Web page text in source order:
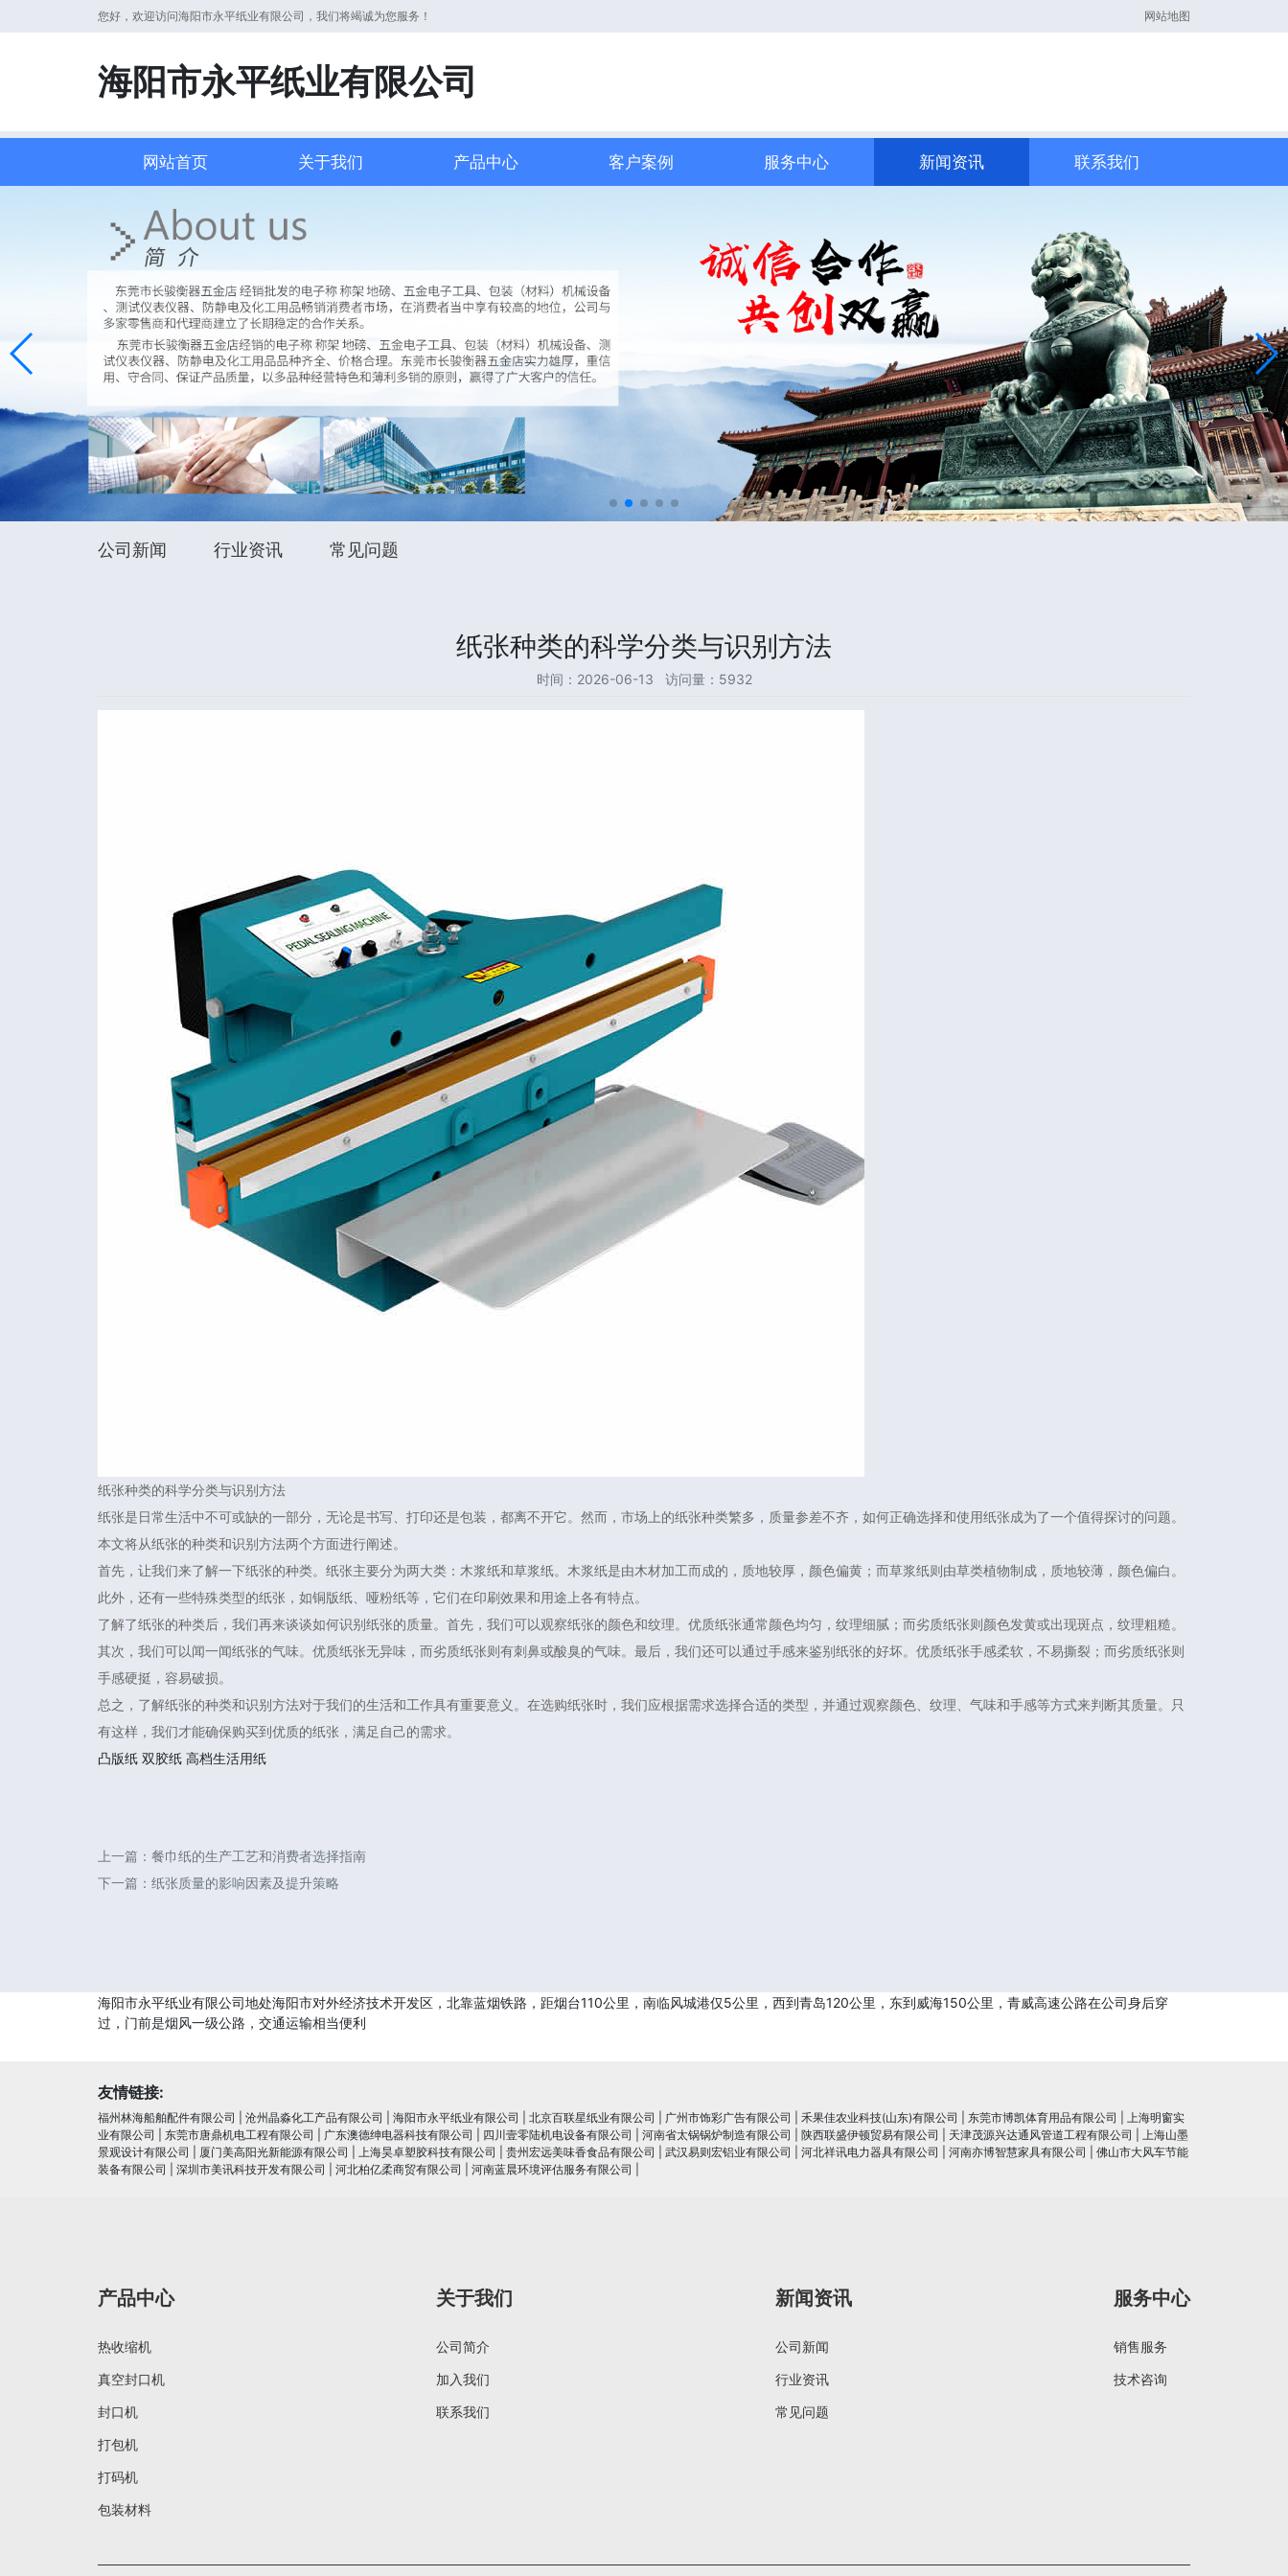
您好，欢迎访问海阳市永平纸业有限公司，我们将竭诚为您服务！ 网站地图
海阳市永平纸业有限公司
网站首页 关于我们 产品中心 客户案例 服务中心 新闻资讯 联系我们
公司新闻 行业资讯 常见问题
纸张种类的科学分类与识别方法
时间：2026-06-13 访问量：5932
纸张种类的科学分类与识别方法
纸张是日常生活中不可或缺的一部分，无论是书写、打印还是包装，都离不开它。然而，市场上的纸张种类繁多，质量参差不齐，如何正确选择和使用纸张成为了一个值得探讨的问题。
本文将从纸张的种类和识别方法两个方面进行阐述。
首先，让我们来了解一下纸张的种类。纸张主要分为两大类：木浆纸和草浆纸。木浆纸是由木材加工而成的，质地较厚，颜色偏黄；而草浆纸则由草类植物制成，质地较薄，颜色偏白。
此外，还有一些特殊类型的纸张，如铜版纸、哑粉纸等，它们在印刷效果和用途上各有特点。
了解了纸张的种类后，我们再来谈谈如何识别纸张的质量。首先，我们可以观察纸张的颜色和纹理。优质纸张通常颜色均匀，纹理细腻；而劣质纸张则颜色发黄或出现斑点，纹理粗糙。
其次，我们可以闻一闻纸张的气味。优质纸张无异味，而劣质纸张则有刺鼻或酸臭的气味。最后，我们还可以通过手感来鉴别纸张的好坏。优质纸张手感柔软，不易撕裂；而劣质纸张则
手感硬挺，容易破损。
总之，了解纸张的种类和识别方法对于我们的生活和工作具有重要意义。在选购纸张时，我们应根据需求选择合适的类型，并通过观察颜色、纹理、气味和手感等方式来判断其质量。只
有这样，我们才能确保购买到优质的纸张，满足自己的需求。
凸版纸 双胶纸 高档生活用纸
上一篇： 餐巾纸的生产工艺和消费者选择指南
下一篇： 纸张质量的影响因素及提升策略
海阳市永平纸业有限公司地处海阳市对外经济技术开发区，北靠蓝烟铁路，距烟台110公里，南临风城港仅5公里，西到青岛120公里，东到威海150公里，青威高速公路在公司身后穿
过，门前是烟风一级公路，交通运输相当便利
友情链接:
福州林海船舶配件有限公司 沧州晶淼化工产品有限公司 海阳市永平纸业有限公司 北京百联星纸业有限公司 广州市饰彩广告有限公司 禾果佳农业科技(山东)有限公司 东莞市博凯体育用品有限公司
上海明窗实
业有限公司
东莞市唐鼎机电工程有限公司 广东澳德绅电器科技有限公司 四川壹零陆机电设备有限公司 河南省太锅锅炉制造有限公司 陕西联盛伊顿贸易有限公司 天津茂源兴达通风管道工程有限公司
上海山墨
景观设计有限公司
厦门美高阳光新能源有限公司 上海昊卓塑胶科技有限公司 贵州宏远美味香食品有限公司 武汉易则宏铝业有限公司 河北祥讯电力器具有限公司 河南亦博智慧家具有限公司
佛山市大风车节能
装备有限公司
深圳市美讯科技开发有限公司 河北柏亿柔商贸有限公司 河南蓝晨环境评估服务有限公司
产品中心
热收缩机
真空封口机
封口机
打包机
打码机
包装材料
关于我们
公司简介
加入我们
联系我们
新闻资讯
公司新闻
行业资讯
常见问题
服务中心
销售服务
技术咨询